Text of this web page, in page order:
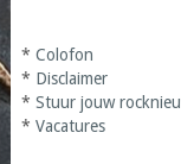
* Colofon
* Disclaimer
* Stuur jouw
* Vacatures